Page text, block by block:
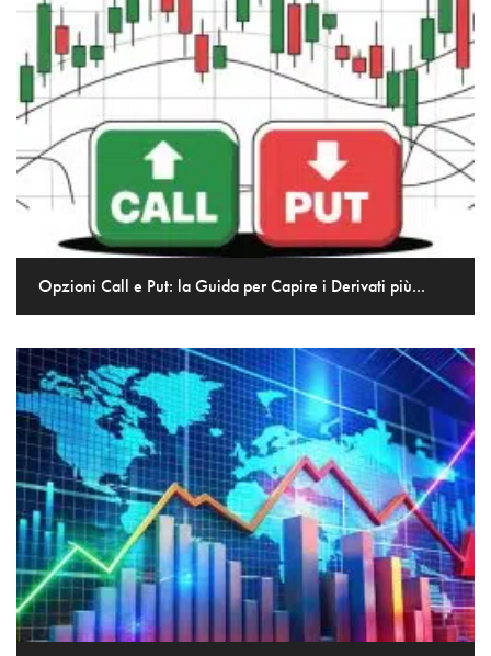
Opzioni Call e Put: la Guida per Capire i Derivati più...